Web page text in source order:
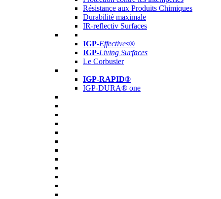
Résistance aux Produits Chimiques
Durabilité maximale
IR-reflectiv Surfaces
IGP-Effectives®
IGP-Living Surfaces
Le Corbusier
IGP-RAPID®
IGP-DURA® one